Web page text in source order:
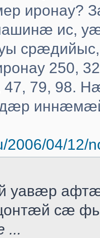
ис,
250,
79, 98.
2006/04/12/
сæ
...